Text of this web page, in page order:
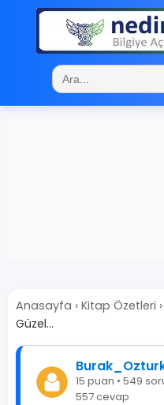
Anasayfa › Kitap Özetleri ›
Güzel...
15 puan • 549
557 cevap